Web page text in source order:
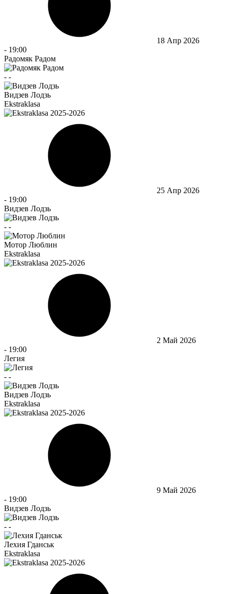
18 Апр 2026
- 19:00
Радомяк Радом
- -
Видзев Лодзь
Ekstraklasa
25 Апр 2026
- 19:00
Видзев Лодзь
- -
Мотор Люблин
Ekstraklasa
2 Май 2026
- 19:00
Легия
- -
Видзев Лодзь
Ekstraklasa
9 Май 2026
- 19:00
Видзев Лодзь
- -
Лехия Гданськ
Ekstraklasa